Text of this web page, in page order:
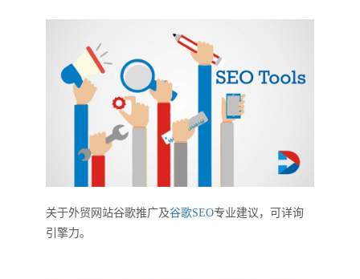
关于外贸网站谷歌推广及谷歌SEO专业建议，可详询
引擎力。